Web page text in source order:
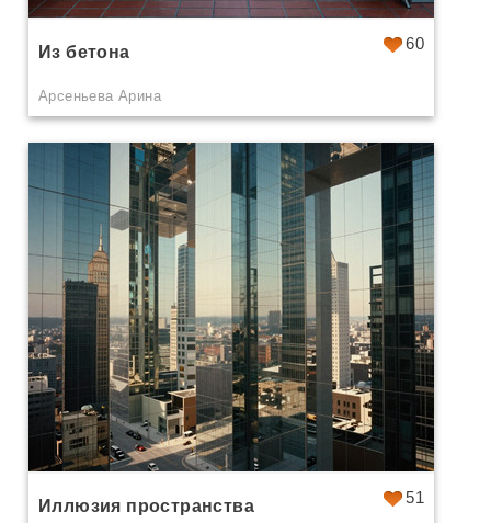
60
Из бетона
Арсеньева Арина
51
Иллюзия пространства